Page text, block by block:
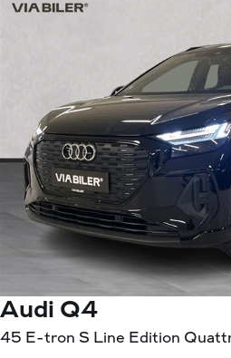
Audi Q4
45 E-tron S Line Edition